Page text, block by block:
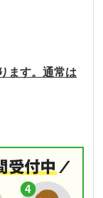
ます。通常は